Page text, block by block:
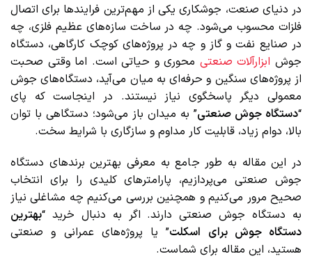
در دنیای صنعت، جوشکاری یکی از مهم‌ترین فرایندها برای اتصال
فلزات محسوب می‌شود. چه در ساخت سازه‌های عظیم فلزی، چه
در صنایع نفت و گاز و چه در پروژه‌های کوچک کارگاهی، دستگاه
جوش ابزارآلات صنعتی محوری و حیاتی است. اما وقتی صحبت
از پروژه‌های سنگین و حرفه‌ای به میان می‌آید، دستگاه‌های جوش
معمولی دیگر پاسخگوی نیاز نیستند. در اینجاست که پای
“دستگاه جوش صنعتی” به میدان باز می‌شود؛ دستگاهی با توان
بالا، دوام زیاد، قابلیت کار مداوم و سازگاری با شرایط سخت.
در این مقاله به ‌طور جامع به معرفی بهترین برندهای دستگاه
جوش صنعتی می‌پردازیم، پارامترهای کلیدی را برای انتخاب
صحیح مرور می‌کنیم و همچنین بررسی می‌کنیم چه مشاغلی نیاز
به دستگاه جوش صنعتی دارند. اگر به دنبال خرید “بهترین
دستگاه جوش برای اسکلت” یا پروژه‌های عمرانی و صنعتی
هستید، این مقاله برای شماست.